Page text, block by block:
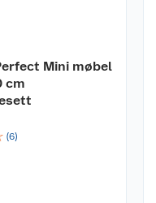
Mini møbel
cm
(6)